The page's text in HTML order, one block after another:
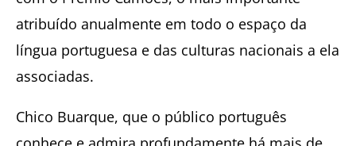
atribuído anualmente em todo o espaço da
língua portuguesa e das culturas nacionais a ela
associadas.
Chico Buarque, que o público português